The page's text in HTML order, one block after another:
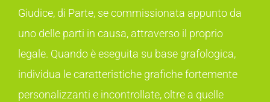
Giudice, di Parte, se commissionata appunto da
uno delle parti in causa, attraverso il proprio
legale. Quando è eseguita su base grafologica,
individua le caratteristiche grafiche fortemente
personalizzanti e incontrollate, oltre a quelle